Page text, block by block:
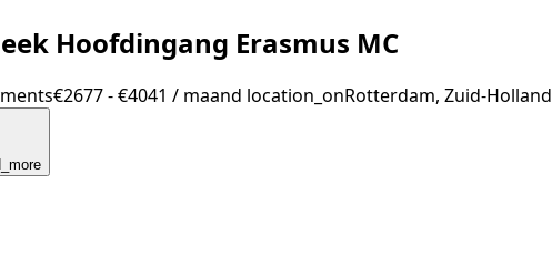
Hoofdingang Erasmus MC
€2677 - €4041 / maand location_onRotterdam, Zuid-Holland